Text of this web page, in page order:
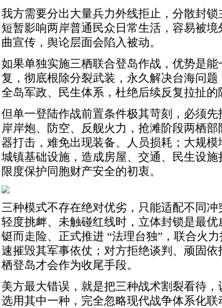
我方需要分出大量兵力外线拒止，分散封
短暂影响两岸普通民众日常生活，容易被
曲宣传，舆论层面会陷入被动。
如果单独实施三栖联合登岛作战，优势是
复，彻底根除分裂武装，永久解决台海问
全岛军政、民生体系，杜绝后续反复拉扯的
但单一登陆作战前置条件极其苛刻，必须
岸岸炮、防空、反舰火力，抢滩阶段两栖
器打击，难免出现装备、人员损耗；大规
城镇基础设施，造成房屋、交通、民生设
限度保护同胞财产安全的初衷。
三种模式不存在绝对优劣，只能适配不同冲
轻度挑衅、未触碰红线时，立体封锁是最
铤而走险、正式推进 “法理台独”，联合火
速摧毁其军事依仗；对方拒绝谈判、顽固
栖登岛才会作为收尾手段。
美方最大错误，就是把三种战术割裂看待
选用其中一种，完全忽略现代战争体系化